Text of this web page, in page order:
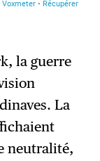
la guerre
La
neutralité,